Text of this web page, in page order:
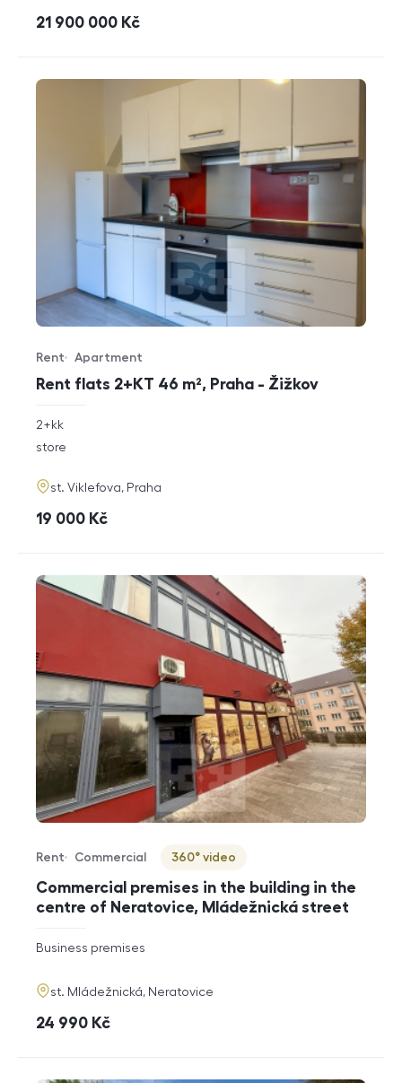
cena
21 900 000 Kč
Rent flats 2+KT 46 m², Praha - Žižkov
Offer type
Rent
Property type
Apartment
rozměry
2+kk
funkce
store
adresa
st. Viklefova, Praha
cena
19 000 Kč
Commercial premises in the building in the
centre of Neratovice, Mládežnická street
Offer type
Rent
Property type
Commercial
Virtuální prohlídka
360° video
rozměry
disposition
Business premises
adresa
st. Mládežnická, Neratovice
cena
24 990 Kč